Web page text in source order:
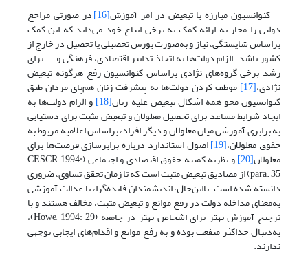
کنوانسیون مبارزه با تبعیض در امر آموزش[16] در صورتی مراجع
دولتی را مجاز به ارائه کمک به برخی اتباع خود می‌داند که این کمک
براساس شایستگی، نیاز و به‌صورت بورس تحصیلی یا تحصیل در خارج از
کشور باشد. الزام دولت‌ها به اتخاذ تدابیر اقتصادی، فرهنگی و ... برای
رشد برخی گروه‌های نژادی براساس کنوانسیون رفع هرگونه تبعیض
نژادی،[17] موظف کردن دولت‌ها به پیشرفت زنان هم‌پای مردان طبق
کنوانسیون محو همه اشکال تبعیض علیه زنان[18] و الزام دولت‌ها به
ایجاد شرایط مساعد برای تحصیل معلولان و تبعیض مثبت برای دستیابی
به برابری آموزشی میان معلولان و دیگر افراد، بر‌اساس اعلامیه‌ مربوط به
حقوق معلولان،[19] اصول استاندارد درباره‌ برابرسازی فرصت‌ها برای
معلولان[20] و نظریه‌ کمیته‌ حقوق اقتصادی و اجتماعی (CESCR, 1994:
para. 35) از مصادیق تبعیض مثبت است که تا زمان تحقق تساوی، ضروری
دانسته شده است. بااین‌حال، اندیشمندان فایده‌گرا، با عدالت آموزشی
به‌معنای مداخله‌ دولت در رفع موانع و تبعیض مثبت، مخالف هستند و با
ترجیح آموزش بهتر برای اشخاص بهتر در جامعه (Howe, 1994: 29)،
به‌دنبال حداکثر منفعت بوده و به رفع موانع و اقدام‌های ایجابی توجهی
ندارند.